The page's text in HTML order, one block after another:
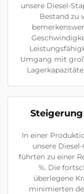
unsere Diesel-
Bestand zu
Umgang mit
In einer
unsere
führten zu einer
%. Die
überlegene
minimierten